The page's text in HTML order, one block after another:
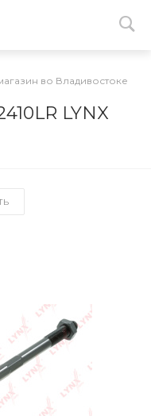
во Владивостоке
LYNX